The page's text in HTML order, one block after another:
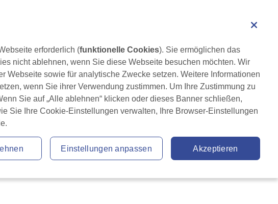
mit RLS News & Aktuelles Service
erforderlich (funktionelle Cookies). Sie ermöglichen das
nicht ablehnen, wenn Sie diese Webseite besuchen möchten. Wir
Webseite sowie für analytische Zwecke setzen. Weitere Informationen
wenn Sie ihrer Verwendung zustimmen. Um Ihre Zustimmung zu
Sie auf „Alle ablehnen“ klicken oder dieses Banner schließen,
Sie Ihre Cookie-Einstellungen verwalten, Ihre Browser-Einstellungen
Einstellungen anpassen Akzeptieren